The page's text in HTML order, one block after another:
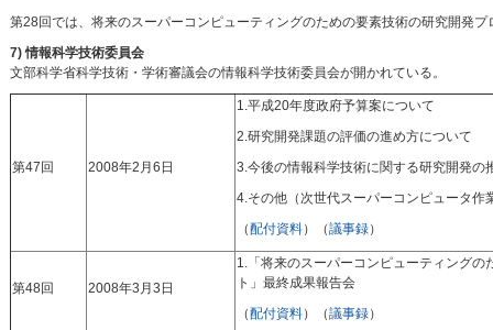
第28回では、将来のスーパーコンピューティングのための要素技術の研究開発
7) 情報科学技術委員会
文部科学省科学技術・学術審議会の情報科学技術委員会が開かれている。
第47回 2008年2月6日
1.平成20年度政府予算案について
2.研究開発課題の評価の進め方について
3.今後の情報科学技術に関する研究開発の
4.その他（次世代スーパーコンピュータ作
（配付資料）（議事録）
第48回 2008年3月3日
1.「将来のスーパーコンピューティング
ト」最終成果報告会
（配付資料）（議事録）